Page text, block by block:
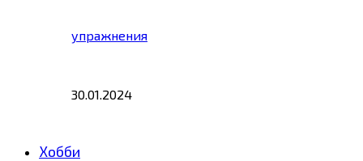
упражнения
30.01.2024
Хобби